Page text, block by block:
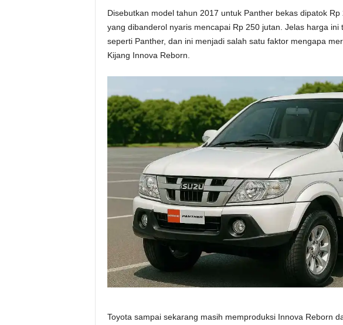
Disebutkan model tahun 2017 untuk Panther bekas dipatok
yang dibanderol nyaris mencapai Rp 250 jutan. Jelas harga
seperti Panther, dan ini menjadi salah satu faktor mengapa
Kijang Innova Reborn.
Toyota sampai sekarang masih memproduksi Innova Reborn